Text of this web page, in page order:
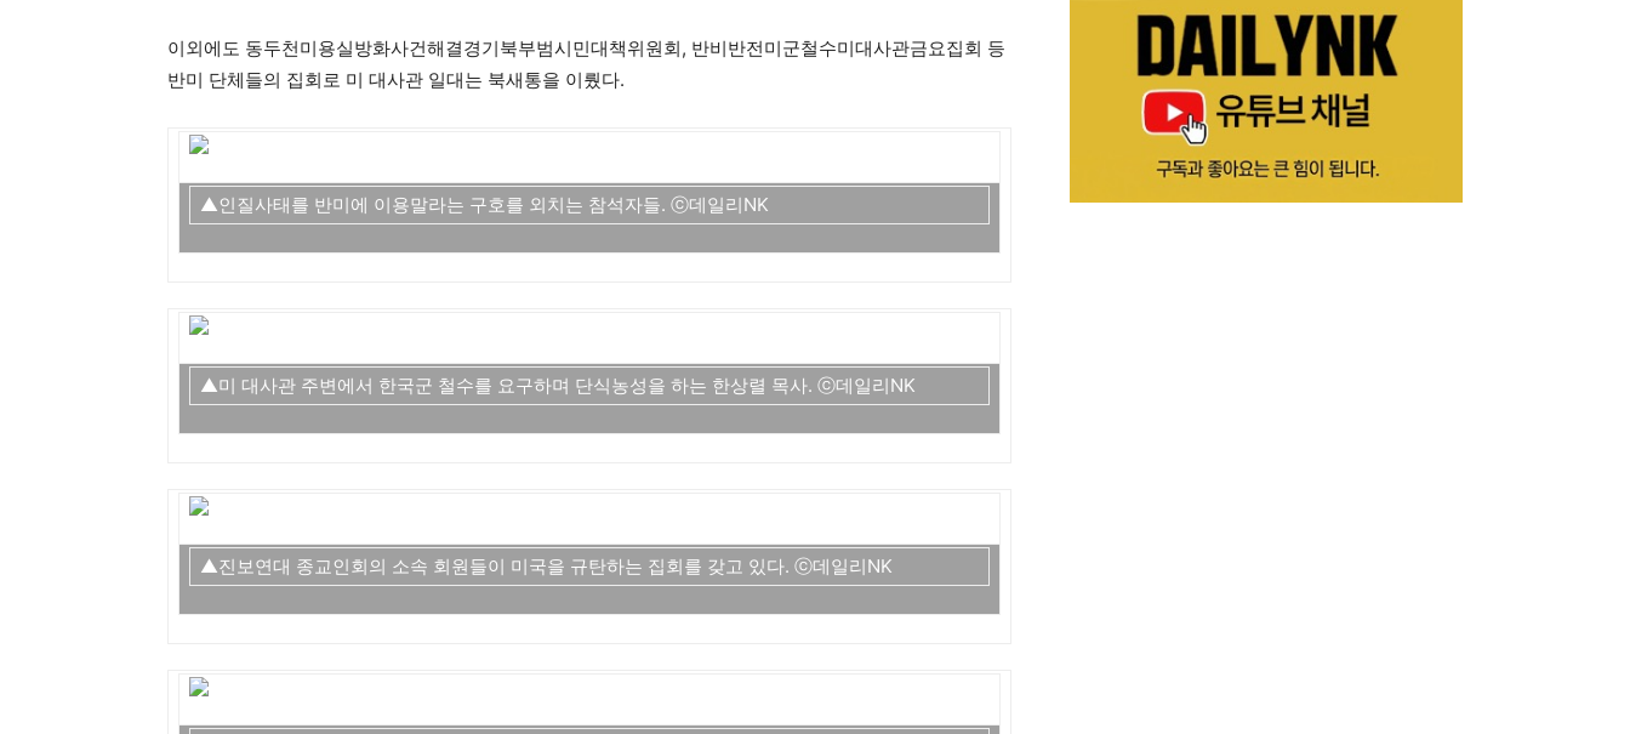
이외에도 동두천미용실방화사건해결경기북부범시민대책위원회, 반비반전미군철수미대사관금요집회 등
반미 단체들의 집회로 미 대사관 일대는 북새통을 이뤘다.
▲인질사태를 반미에 이용말라는 구호를 외치는 참석자들. ⓒ데일리NK
▲미 대사관 주변에서 한국군 철수를 요구하며 단식농성을 하는 한상렬 목사. ⓒ데일리NK
▲진보연대 종교인회의 소속 회원들이 미국을 규탄하는 집회를 갖고 있다. ⓒ데일리NK